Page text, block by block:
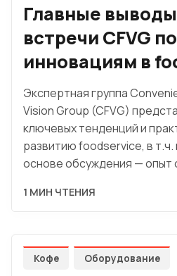
Главные
встречи CFVG по
инновациям в
Экспертная группа
Vision Group (CFVG)
ключевых тенденций и
развитию foodservice, в т.ч.
основе обсуждения — опыт
1 МИН ЧТЕНИЯ
Кофе Оборудование